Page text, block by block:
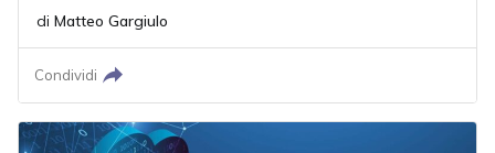
di Matteo Gargiulo
Condividi